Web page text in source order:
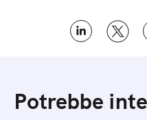
Potrebbe